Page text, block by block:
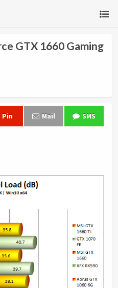
GTX 1660 Gaming
Pin Mail SMS